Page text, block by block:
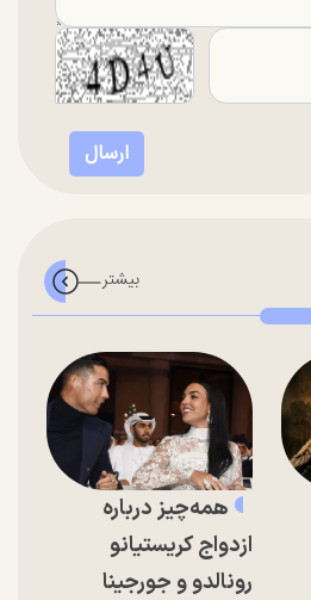
همه‌چیز درباره
ازدواج کریستیانو
رونالدو و جورجینا